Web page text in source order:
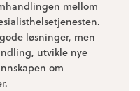
mellom
løsninger, men
utvikle nye
om